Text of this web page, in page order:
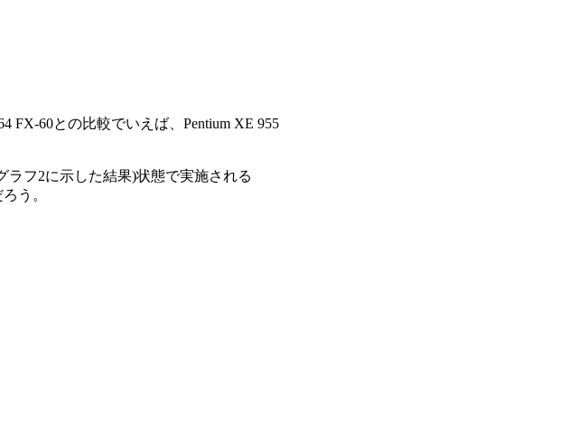
FX-60との比較でいえば、Pentium XE 955
ラフ2に示した結果)状態で実施される
う。